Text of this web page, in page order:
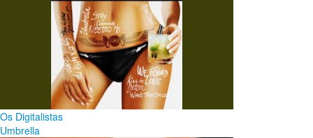
Os Digitalistas
Umbrella